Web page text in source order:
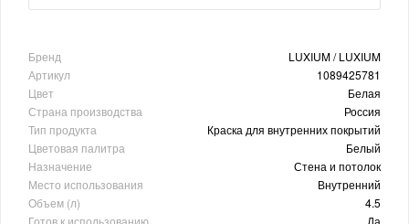
Бренд
LUXIUM / LUXIUM
Артикул
1089425781
Цвет
Белая
Страна производства
Россия
Тип продукта
Краска для внутренних покрытий
Цветовая палитра
Белый
Назначение
Стена и потолок
Место использования
Внутренний
Объем (л)
4.5
Готов к использованию
Да